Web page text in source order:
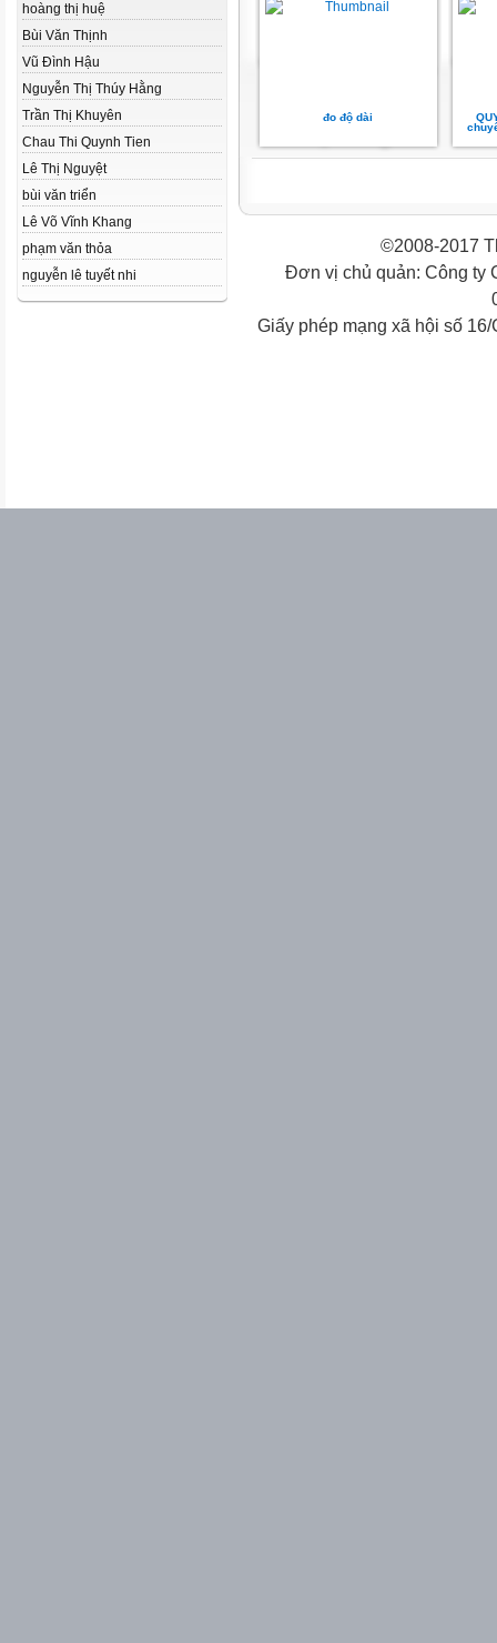
hoàng thị huệ
Bùi Văn Thịnh
Vũ Đình Hậu
Nguyễn Thị Thúy Hằng
Trần Thị Khuyên
Chau Thi Quynh Tien
Lê Thị Nguyệt
bùi văn triển
Lê Võ Vĩnh Khang
phạm văn thỏa
nguyễn lê tuyết nhi
đo độ dài
©2008-2017
Đơn vị chủ quản: Công ty
Giấy phép mạng xã hội số